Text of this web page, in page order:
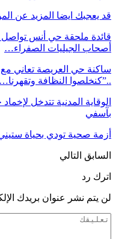
قد يعجبك ايضا المزيد عن
قائدة ملحقة حي أنس تواصل
أصحاب الجيليات الصفراء…
..”كنخلصوا النظافة وتقهرنا…
الوقاية المدنية تتدخل
بآسفي
أزمة صحية ‎تودي بحياة ستيني بشارع سيدي واصل بآسفي
السابق التالي
اترك رد
لن يتم نشر عنوان بريدك